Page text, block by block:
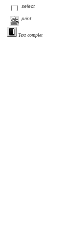
select
print
Text complet